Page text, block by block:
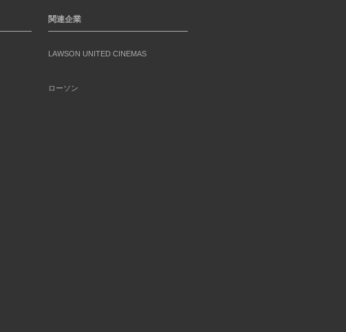
関連企業
LAWSON UNITED CINEMAS
ローソン